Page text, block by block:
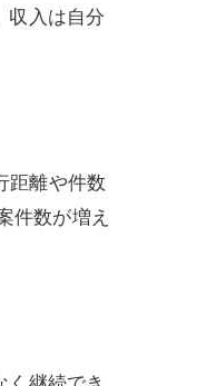
収入は自分
距離や件数
件数が増え